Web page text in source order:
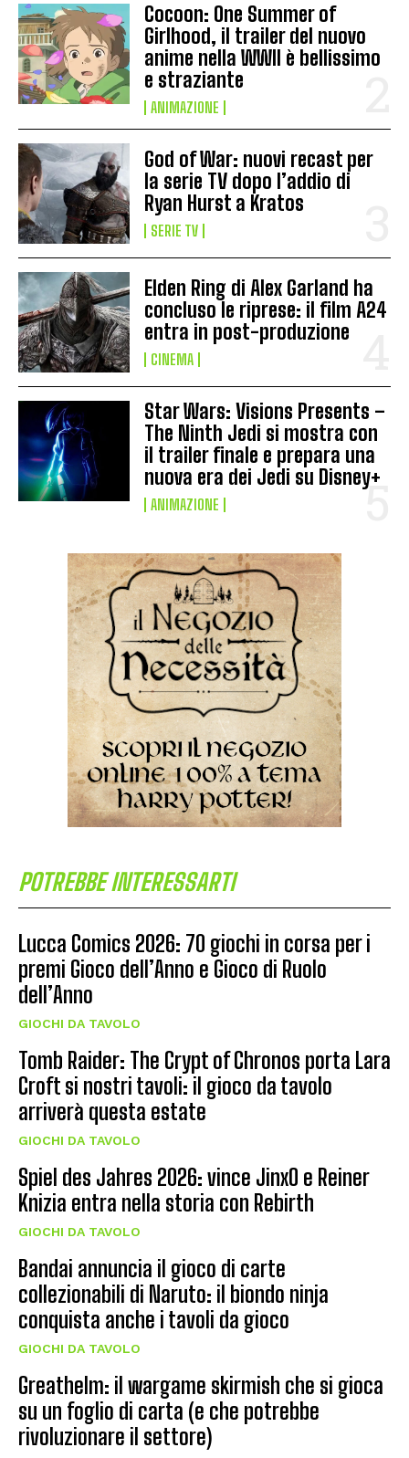
Cocoon: One Summer of
Girlhood, il trailer del nuovo
anime nella WWII è bellissimo
e straziante
ANIMAZIONE
God of War: nuovi recast per
la serie TV dopo l’addio di
Ryan Hurst a Kratos
SERIE TV
Elden Ring di Alex Garland ha
concluso le riprese: il film A24
entra in post-produzione
CINEMA
Star Wars: Visions Presents –
The Ninth Jedi si mostra con
il trailer finale e prepara una
nuova era dei Jedi su Disney+
ANIMAZIONE
POTREBBE INTERESSARTI
Lucca Comics 2026: 70 giochi in corsa per i
premi Gioco dell’Anno e Gioco di Ruolo
dell’Anno
GIOCHI DA TAVOLO
Tomb Raider: The Crypt of Chronos porta Lara
Croft si nostri tavoli: il gioco da tavolo
arriverà questa estate
GIOCHI DA TAVOLO
Spiel des Jahres 2026: vince JinxO e Reiner
Knizia entra nella storia con Rebirth
GIOCHI DA TAVOLO
Bandai annuncia il gioco di carte
collezionabili di Naruto: il biondo ninja
conquista anche i tavoli da gioco
GIOCHI DA TAVOLO
Greathelm: il wargame skirmish che si gioca
su un foglio di carta (e che potrebbe
rivoluzionare il settore)